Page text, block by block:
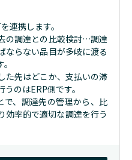
連携します。
の調達との比較検討…調達
ならない品目が多岐に渡る
た先はどこか、支払いの滞
のはERP側です。
で、調達先の管理から、比
効率的で適切な調達を行う